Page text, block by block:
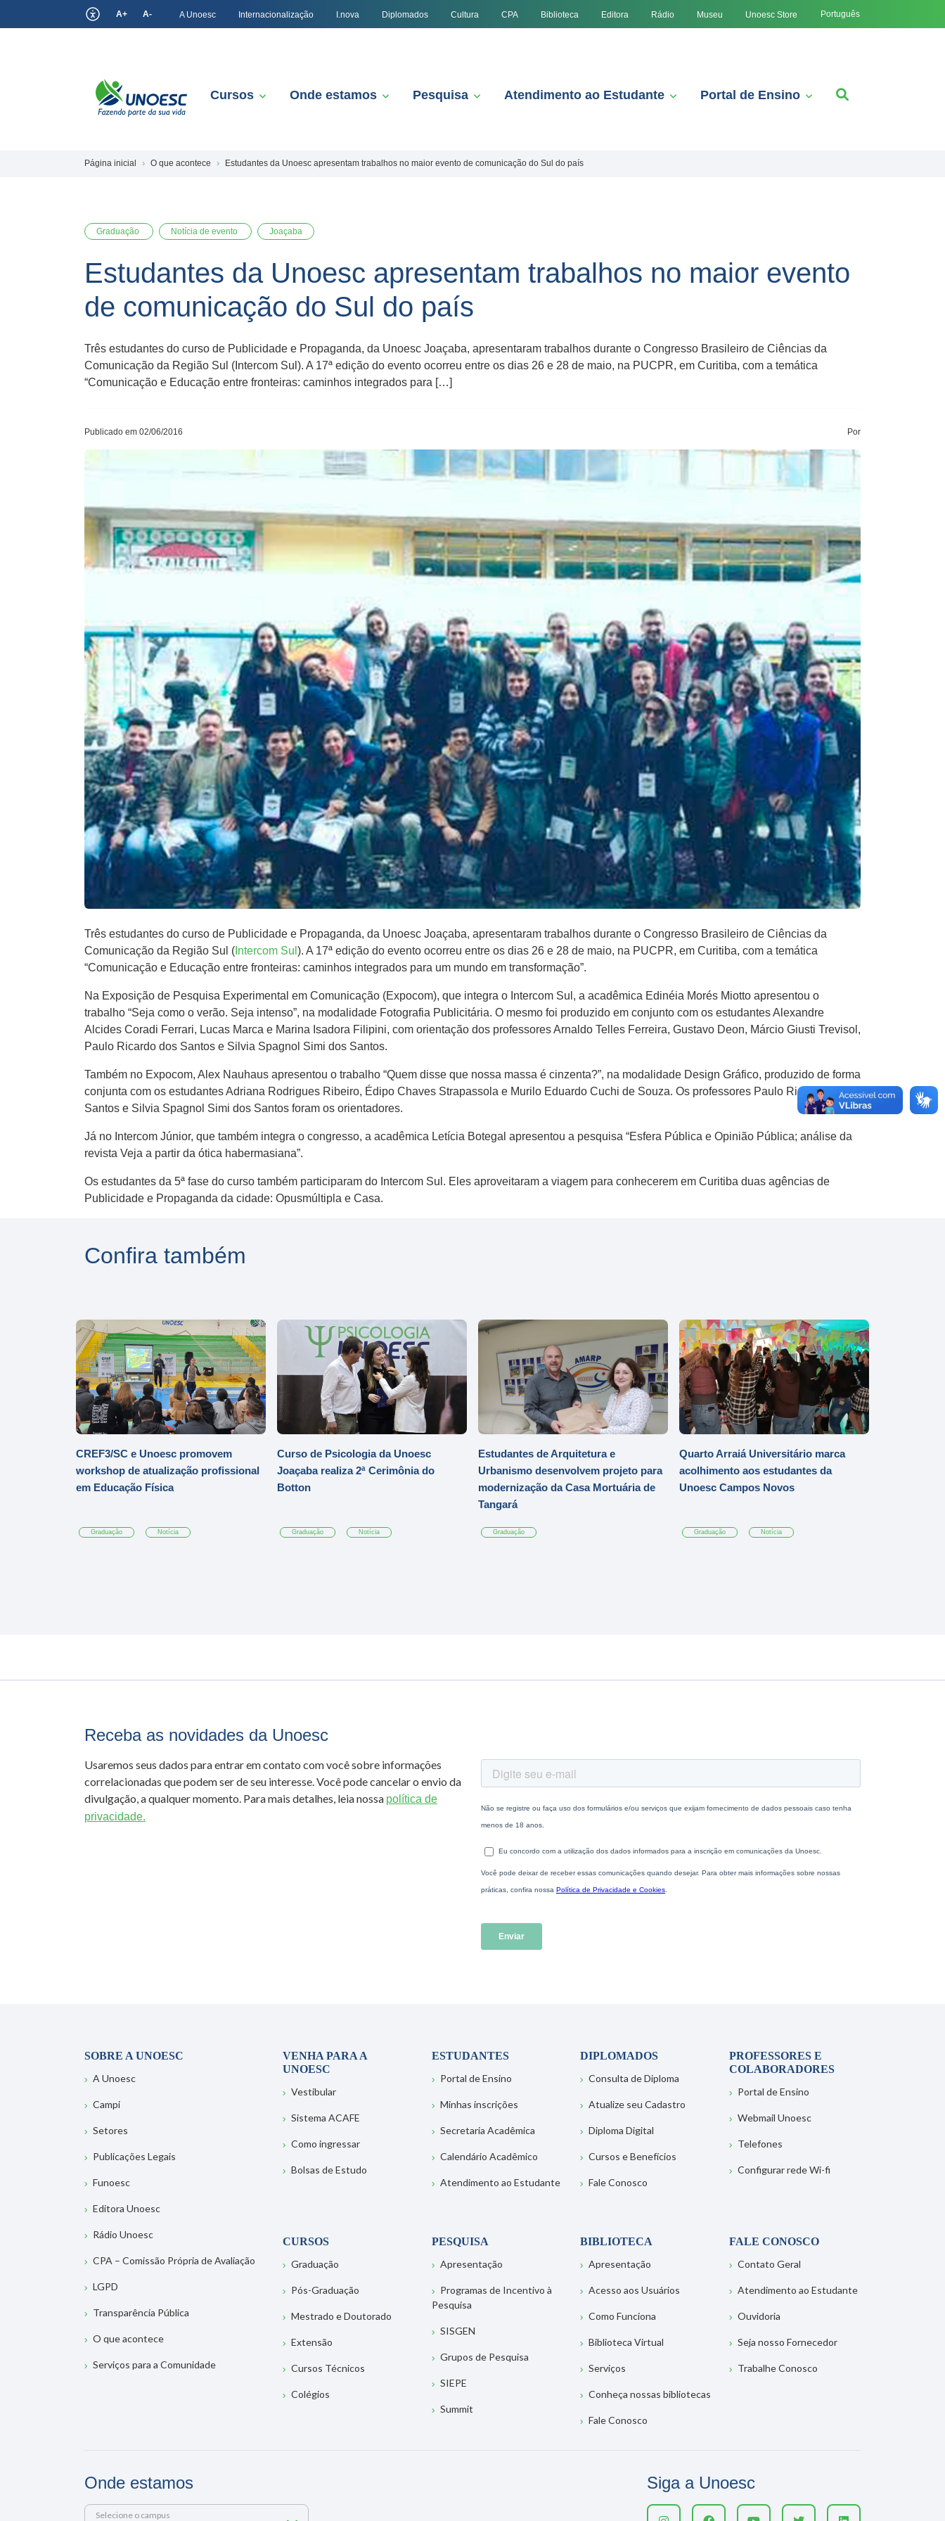
A+ A- A Unoesc Internacionalização I.nova Diplomados Cultura CPA Biblioteca Editora Rádio Museu Unoesc Store Português
Cursos Onde estamos Pesquisa Atendimento ao Estudante Portal de Ensino
Página inicial O que acontece Estudantes da Unoesc apresentam trabalhos no maior evento de comunicação do Sul do país
Graduação Notícia de evento Joaçaba
Estudantes da Unoesc apresentam trabalhos no maior evento
de comunicação do Sul do país
Três estudantes do curso de Publicidade e Propaganda, da Unoesc Joaçaba, apresentaram trabalhos durante o Congresso Brasileiro de Ciências da
Comunicação da Região Sul (Intercom Sul). A 17ª edição do evento ocorreu entre os dias 26 e 28 de maio, na PUCPR, em Curitiba, com a temática
“Comunicação e Educação entre fronteiras: caminhos integrados para […]
Publicado em 02/06/2016 Por
Três estudantes do curso de Publicidade e Propaganda, da Unoesc Joaçaba, apresentaram trabalhos durante o Congresso Brasileiro de Ciências da
Comunicação da Região Sul ( Intercom Sul ). A 17ª edição do evento ocorreu entre os dias 26 e 28 de maio, na PUCPR, em Curitiba, com a temática
“Comunicação e Educação entre fronteiras: caminhos integrados para um mundo em transformação”.
Na Exposição de Pesquisa Experimental em Comunicação (Expocom), que integra o Intercom Sul, a acadêmica Edinéia Morés Miotto apresentou o
trabalho “Seja como o verão. Seja intenso”, na modalidade Fotografia Publicitária. O mesmo foi produzido em conjunto com os estudantes Alexandre
Alcides Coradi Ferrari, Lucas Marca e Marina Isadora Filipini, com orientação dos professores Arnaldo Telles Ferreira, Gustavo Deon, Márcio Giusti Trevisol,
Paulo Ricardo dos Santos e Silvia Spagnol Simi dos Santos.
Também no Expocom, Alex Nauhaus apresentou o trabalho “Quem disse que nossa massa é cinzenta?”, na modalidade Design Gráfico, produzido de forma
conjunta com os estudantes Adriana Rodrigues Ribeiro, Édipo Chaves Strapassola e Murilo Eduardo Cuchi de Souza. Os professores Paulo Ricardo dos
Santos e Silvia Spagnol Simi dos Santos foram os orientadores.
Já no Intercom Júnior, que também integra o congresso, a acadêmica Letícia Botegal apresentou a pesquisa “Esfera Pública e Opinião Pública; análise da
revista Veja a partir da ótica habermasiana”.
Os estudantes da 5ª fase do curso também participaram do Intercom Sul. Eles aproveitaram a viagem para conhecerem em Curitiba duas agências de
Publicidade e Propaganda da cidade: Opusmúltipla e Casa.
Confira também
CREF3/SC e Unoesc promovem
workshop de atualização profissional
em Educação Física
Graduação Notícia
Curso de Psicologia da Unoesc
Joaçaba realiza 2ª Cerimônia do
Botton
Graduação Notícia
Estudantes de Arquitetura e
Urbanismo desenvolvem projeto para
modernização da Casa Mortuária de
Tangará
Graduação
Quarto Arraiá Universitário marca
acolhimento aos estudantes da
Unoesc Campos Novos
Graduação Notícia
Receba as novidades da Unoesc
Usaremos seus dados para entrar em contato com você sobre informações
correlacionadas que podem ser de seu interesse. Você pode cancelar o envio da
divulgação, a qualquer momento. Para mais detalhes, leia nossa política de
privacidade.
SOBRE A UNOESC
A Unoesc
Campi
Setores
Publicações Legais
Funoesc
Editora Unoesc
Rádio Unoesc
CPA – Comissão Própria de Avaliação
LGPD
Transparência Pública
O que acontece
Serviços para a Comunidade
VENHA PARA A
UNOESC
Vestibular
Sistema ACAFE
Como ingressar
Bolsas de Estudo
ESTUDANTES
Portal de Ensino
Minhas inscrições
Secretaria Acadêmica
Calendário Acadêmico
Atendimento ao Estudante
DIPLOMADOS
Consulta de Diploma
Atualize seu Cadastro
Diploma Digital
Cursos e Benefícios
Fale Conosco
PROFESSORES E
COLABORADORES
Portal de Ensino
Webmail Unoesc
Telefones
Configurar rede Wi-fi
CURSOS
Graduação
Pós-Graduação
Mestrado e Doutorado
Extensão
Cursos Técnicos
Colégios
PESQUISA
Apresentação
Programas de Incentivo à
Pesquisa
SISGEN
Grupos de Pesquisa
SIEPE
Summit
BIBLIOTECA
Apresentação
Acesso aos Usuários
Como Funciona
Biblioteca Virtual
Serviços
Conheça nossas bibliotecas
Fale Conosco
FALE CONOSCO
Contato Geral
Atendimento ao Estudante
Ouvidoria
Seja nosso Fornecedor
Trabalhe Conosco
Onde estamos
Selecione o campus
Siga a Unoesc